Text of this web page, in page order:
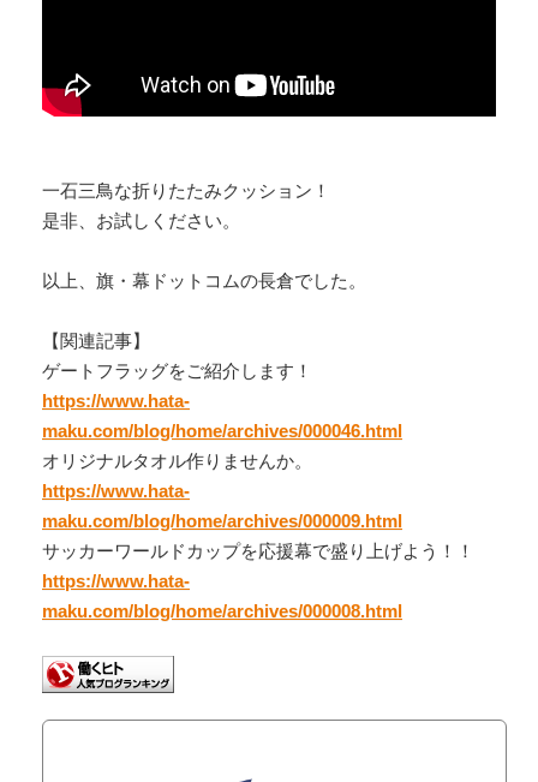
一石三鳥な折りたたみクッション！
是非、お試しください。
以上、旗・幕ドットコムの長倉でした。
【関連記事】
ゲートフラッグをご紹介します！
https://www.hata-
maku.com/blog/home/archives/000046.html
オリジナルタオル作りませんか。
https://www.hata-
maku.com/blog/home/archives/000009.html
サッカーワールドカップを応援幕で盛り上げよう！！
https://www.hata-
maku.com/blog/home/archives/000008.html